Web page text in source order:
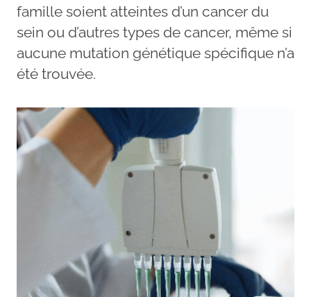
famille soient atteintes d’un cancer du
sein ou d’autres types de cancer, même si
aucune mutation génétique spécifique n’a
été trouvée.